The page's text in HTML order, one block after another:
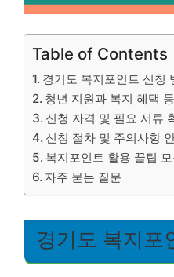
Table of Contents
경기도 복지포인트 신청
청년 지원과 복지 혜택
신청 자격 및 필요 서류
신청 절차 및 주의사항
복지포인트 활용 꿀팁
자주 묻는 질문
경기도 복지포